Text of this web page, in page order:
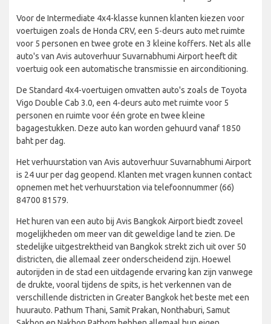
Voor de Intermediate 4x4-klasse kunnen klanten kiezen voor
voertuigen zoals de Honda CRV, een 5-deurs auto met ruimte
voor 5 personen en twee grote en 3 kleine koffers. Net als alle
auto's van Avis autoverhuur Suvarnabhumi Airport heeft dit
voertuig ook een automatische transmissie en airconditioning.
De Standard 4x4-voertuigen omvatten auto's zoals de Toyota
Vigo Double Cab 3.0, een 4-deurs auto met ruimte voor 5
personen en ruimte voor één grote en twee kleine
bagagestukken. Deze auto kan worden gehuurd vanaf 1850
baht per dag.
Het verhuurstation van Avis autoverhuur Suvarnabhumi Airport
is 24 uur per dag geopend. Klanten met vragen kunnen contact
opnemen met het verhuurstation via telefoonnummer (66)
84700 81579.
Het huren van een auto bij Avis Bangkok Airport biedt zoveel
mogelijkheden om meer van dit geweldige land te zien. De
stedelijke uitgestrektheid van Bangkok strekt zich uit over 50
districten, die allemaal zeer onderscheidend zijn. Hoewel
autorijden in de stad een uitdagende ervaring kan zijn vanwege
de drukte, vooral tijdens de spits, is het verkennen van de
verschillende districten in Greater Bangkok het beste met een
huurauto. Pathum Thani, Samit Prakan, Nonthaburi, Samut